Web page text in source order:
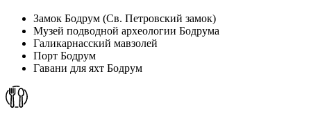
Замок Бодрум (Св. Петровский замок)
Музей подводной археологии Бодрума
Галикарнасский мавзолей
Порт Бодрум
Гавани для яхт Бодрум